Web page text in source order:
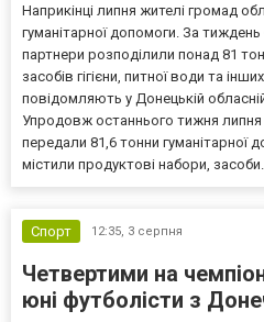
Наприкінці липня жителі громад
гуманітарної допомоги. За тиждень
партнери розподілили понад 81
засобів гігієни, питної води та
повідомляють у Донецькій обласній
Упродовж останнього тижня
передали 81,6 тонни гуманітарної
містили продуктові набори, засоби...
Спорт 12:35, 3 серпня
Четвертими на
юні футболісти з